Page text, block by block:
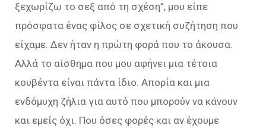
ξεχωρίζω το σεξ από τη σχέση”, μου είπε
πρόσφατα ένας φίλος σε σχετική συζήτηση που
είχαμε. Δεν ήταν η πρώτη φορά που το άκουσα.
Αλλά το αίσθημα που μου αφήνει μια τέτοια
κουβέντα είναι πάντα ίδιο. Απορία και μια
ενδόμυχη ζήλια για αυτό που μπορούν να κάνουν
και εμείς όχι. Που όσες φορές και αν έχουμε